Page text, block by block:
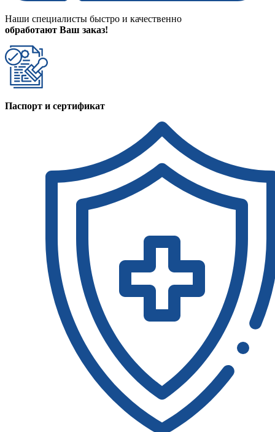
Наши специалисты быстро и качественно
обработают Ваш заказ!
Паспорт и сертификат